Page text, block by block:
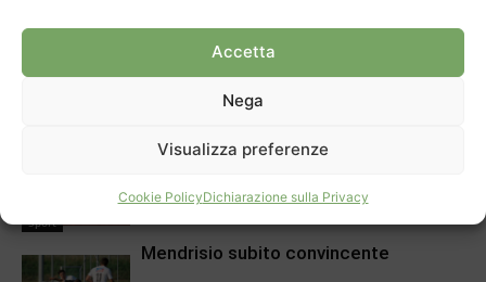
Accetta
Nega
Visualizza preferenze
Cookie PolicyDichiarazione sulla Privacy
Delli Carri sposa il Mendrisio
Sport
Eric Huanca Quispe conquista il titolo
Mendrisio subito convincente